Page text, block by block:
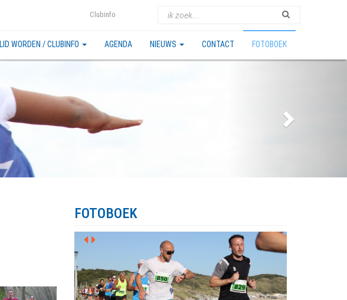
Clubinfo
LID WORDEN / CLUBINFO AGENDA NIEUWS CONTACT FOTOBOEK
FOTOBOEK